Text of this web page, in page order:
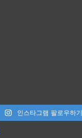
인스타그램 팔로우하기